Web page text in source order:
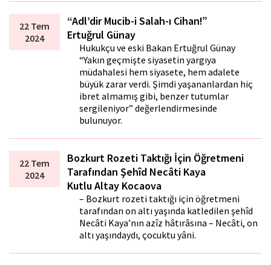
22 Tem
2024
“Adl’dir Mucib-i Salah-ı Cihan!”
Ertuğrul Günay
Hukukçu ve eski Bakan Ertuğrul Günay
“Yakın geçmişte siyasetin yargıya
müdahalesi hem siyasete, hem adalete
büyük zarar verdi. Şimdi yaşananlardan hiç
ibret almamış gibi, benzer tutumlar
sergileniyor” değerlendirmesinde
bulunuyor.
22 Tem
2024
Bozkurt Rozeti Taktığı İçin Öğretmeni
Tarafından Şehîd Necâti Kaya
Kutlu Altay Kocaova
– Bozkurt rozeti taktığı için öğretmeni
tarafından on altı yaşında katledilen şehîd
Necâti Kaya’nın azîz hâtırâsına – Necâti, on
altı yaşındaydı, çocuktu yâni.